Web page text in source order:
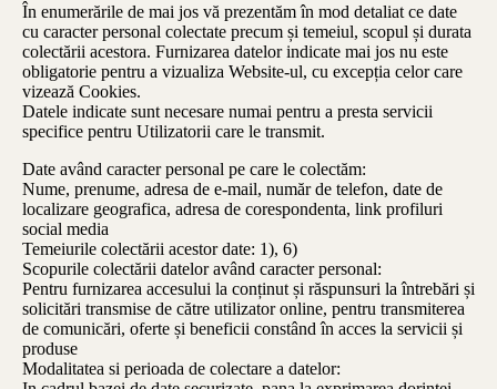
În enumerările de mai jos vă prezentăm în mod detaliat ce date
cu caracter personal colectate precum și temeiul, scopul și durata
colectării acestora. Furnizarea datelor indicate mai jos nu este
obligatorie pentru a vizualiza Website-ul, cu excepția celor care
vizează Cookies.
Datele indicate sunt necesare numai pentru a presta servicii
specifice pentru Utilizatorii care le transmit.
Date având caracter personal pe care le colectăm:
Nume, prenume, adresa de e-mail, număr de telefon, date de
localizare geografica, adresa de corespondenta, link profiluri
social media
Temeiurile colectării acestor date: 1), 6)
Scopurile colectării datelor având caracter personal:
Pentru furnizarea accesului la conținut și răspunsuri la întrebări și
solicitări transmise de către utilizator online, pentru transmiterea
de comunicări, oferte și beneficii constând în acces la servicii și
produse
Modalitatea si perioada de colectare a datelor: